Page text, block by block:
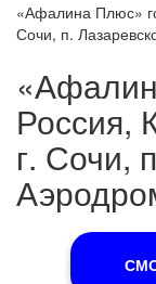
«Афалина Плюс»
Сочи, п.
Россия,
г. Сочи,